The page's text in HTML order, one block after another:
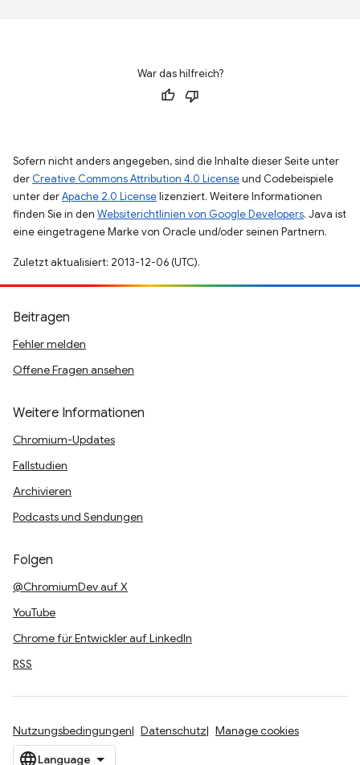
War das hilfreich?
Sofern nicht anders angegeben, sind die Inhalte dieser Seite unter
der Creative Commons Attribution 4.0 Licenseund Codebeispiele
unter derApache 2.0 Licenselizenziert. Weitere Informationen
finden Sie in den Websiterichtlinien von Google Developers. Java ist
eine eingetragene Marke von Oracle und/oder seinen Partnern.
Zuletzt aktualisiert: 2013-12-06 (UTC).
Beitragen
Fehler melden
Offene Fragen ansehen
Weitere Informationen
Chromium-Updates
Fallstudien
Archivieren
Podcasts und Sendungen
Folgen
@ChromiumDev auf X
YouTube
Chrome für Entwickler auf LinkedIn
RSS
Nutzungsbedingungen Datenschutz Manage cookies